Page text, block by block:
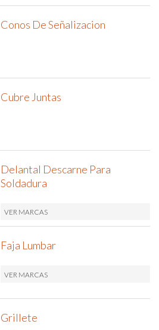
Conos De Señalizacion
Cubre Juntas
Delantal Descarne Para
Soldadura
VER MARCAS
Faja Lumbar
VER MARCAS
Grillete